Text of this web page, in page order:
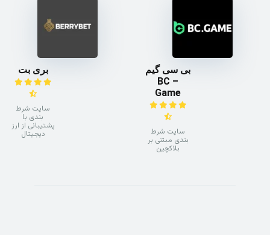
بی سی گیم
– BC
Game
سایت شرط
بندی مبتنی بر
بلاکچین
بری بت
سایت شرط
بندی با
پشتیبانی از ارز
دیجیتال